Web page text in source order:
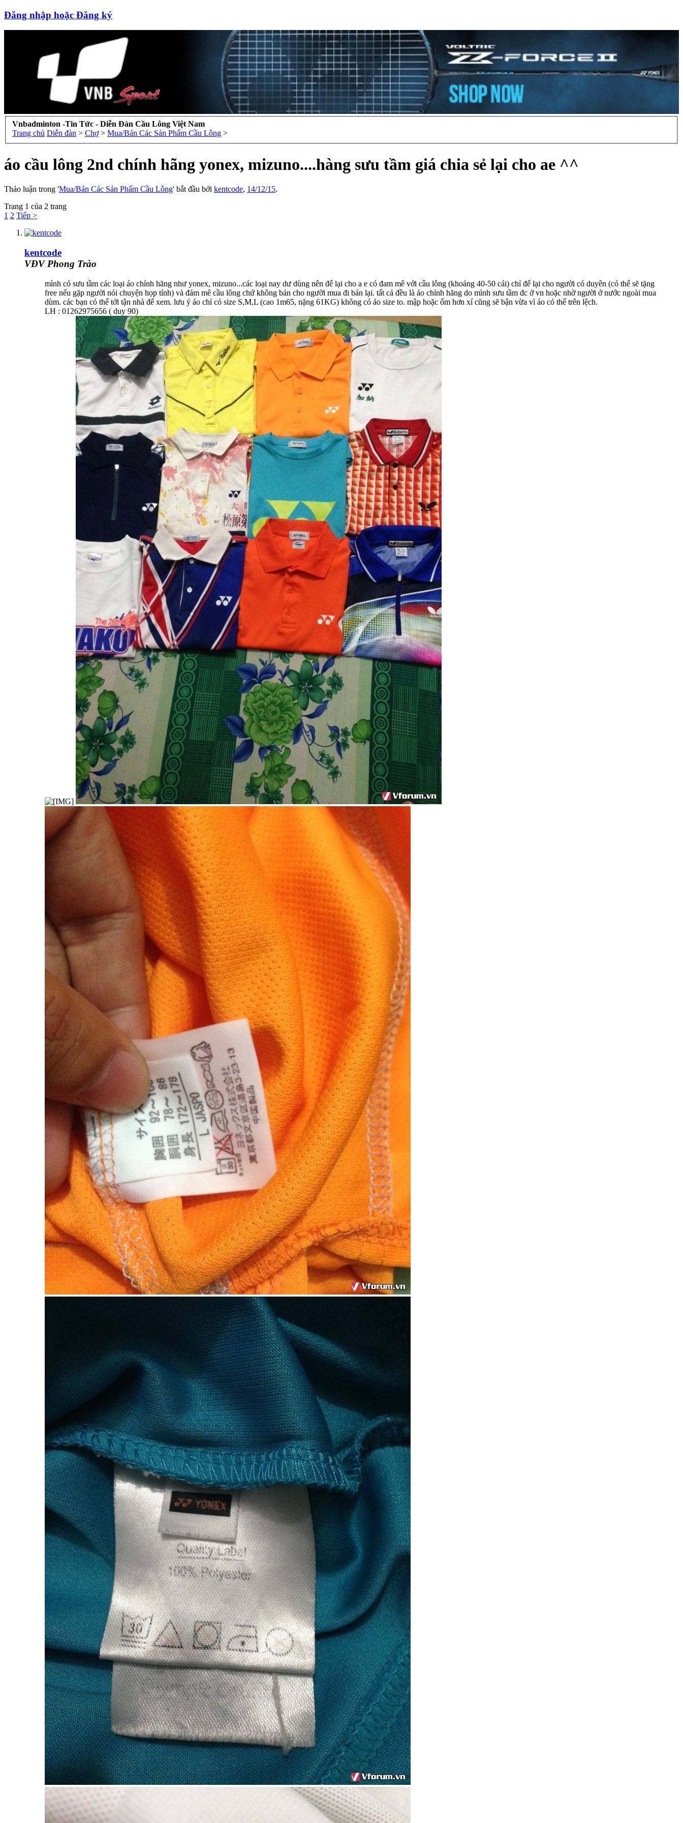
Đăng nhập hoặc Đăng ký
Vnbadminton -Tin Tức - Diễn Đàn Cầu Lông Việt Nam
Trang chủ Diễn đàn > Chợ > Mua/Bán Các Sản Phẩm Cầu Lông >
áo cầu lông 2nd chính hãng yonex, mizuno....hàng sưu tầm giá chia sẻ lại cho ae ^^
Thảo luận trong 'Mua/Bán Các Sản Phẩm Cầu Lông' bắt đầu bởi kentcode, 14/12/15.
Trang 1 của 2 trang
1 2 Tiếp >
kentcode
VĐV Phong Trào
mình có sưu tầm các loại áo chính hãng như yonex, mizuno...các loại nay dư dùng nên để lại cho a e có đam mê với cầu lông (khoảng 40-50 cái) chỉ để lại cho người có duyên (có thể sẽ tặng
free nếu gặp người nói chuyện họp tính) và đám mê cầu lông chứ không bán cho người mua đi bán lại. tất cả đều là áo chính hãng do mình sưu tầm đc ở vn hoặc nhờ người ở nước ngoài mua
dùm. các bạn có thể tới tận nhà để xem. lưu ý áo chỉ có size S,M,L (cao 1m65, nặng 61KG) không có áo size to. mập hoặc ốm hơn xí cũng sẽ bận vừa vì áo có thể trên lệch.
LH : 01262975656 ( duy 90)